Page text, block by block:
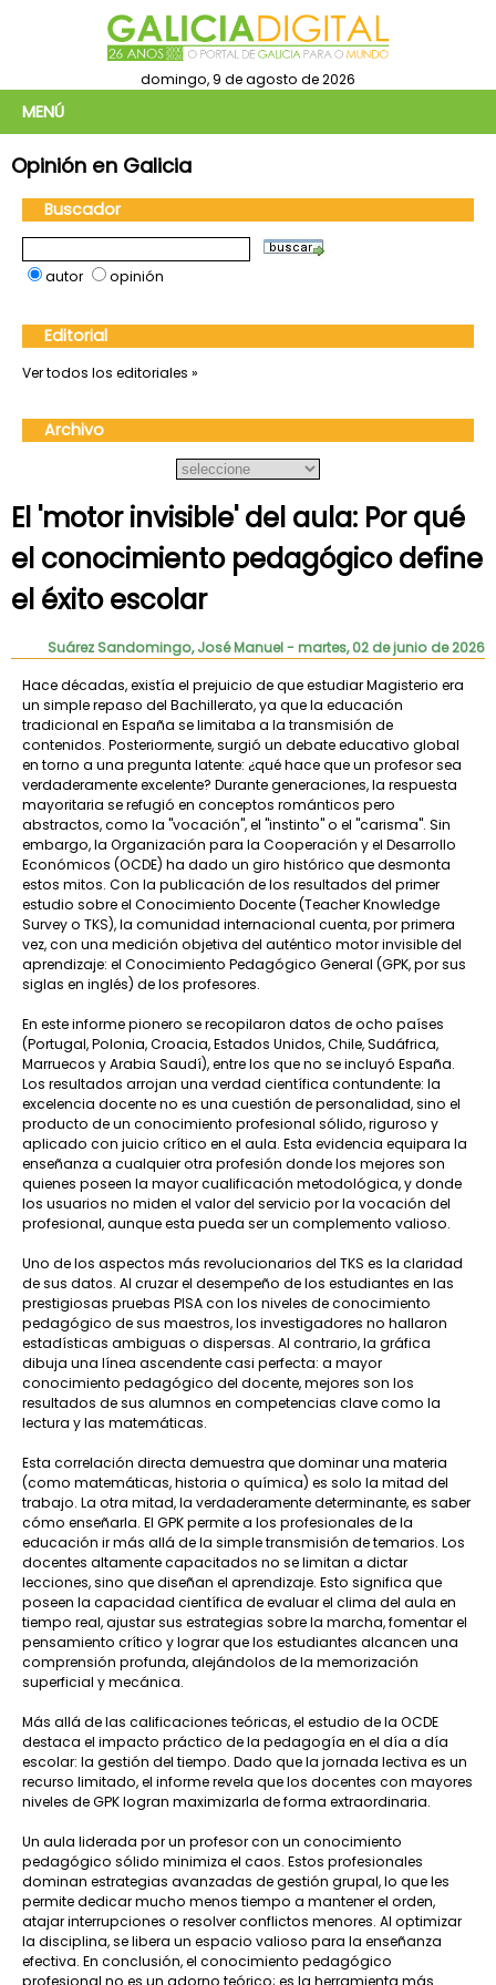
domingo, 9 de agosto de 2026
MENÚ
Opinión en Galicia
Buscador
autor opinión
Editorial
Ver todos los editoriales »
Archivo
El 'motor invisible' del aula: Por qué
el conocimiento pedagógico define
el éxito escolar
Suárez Sandomingo, José Manuel- martes, 02 de junio de 2026
Hace décadas, existía el prejuicio de que estudiar Magisterio era
un simple repaso del Bachillerato, ya que la educación
tradicional en España se limitaba a la transmisión de
contenidos. Posteriormente, surgió un debate educativo global
en torno a una pregunta latente: ¿qué hace que un profesor sea
verdaderamente excelente? Durante generaciones, la respuesta
mayoritaria se refugió en conceptos románticos pero
abstractos, como la "vocación", el "instinto" o el "carisma". Sin
embargo, la Organización para la Cooperación y el Desarrollo
Económicos (OCDE) ha dado un giro histórico que desmonta
estos mitos. Con la publicación de los resultados del primer
estudio sobre el Conocimiento Docente (Teacher Knowledge
Survey o TKS), la comunidad internacional cuenta, por primera
vez, con una medición objetiva del auténtico motor invisible del
aprendizaje: el Conocimiento Pedagógico General (GPK, por sus
siglas en inglés) de los profesores.
En este informe pionero se recopilaron datos de ocho países
(Portugal, Polonia, Croacia, Estados Unidos, Chile, Sudáfrica,
Marruecos y Arabia Saudí), entre los que no se incluyó España.
Los resultados arrojan una verdad científica contundente: la
excelencia docente no es una cuestión de personalidad, sino el
producto de un conocimiento profesional sólido, riguroso y
aplicado con juicio crítico en el aula. Esta evidencia equipara la
enseñanza a cualquier otra profesión donde los mejores son
quienes poseen la mayor cualificación metodológica, y donde
los usuarios no miden el valor del servicio por la vocación del
profesional, aunque esta pueda ser un complemento valioso.
Uno de los aspectos más revolucionarios del TKS es la claridad
de sus datos. Al cruzar el desempeño de los estudiantes en las
prestigiosas pruebas PISA con los niveles de conocimiento
pedagógico de sus maestros, los investigadores no hallaron
estadísticas ambiguas o dispersas. Al contrario, la gráfica
dibuja una línea ascendente casi perfecta: a mayor
conocimiento pedagógico del docente, mejores son los
resultados de sus alumnos en competencias clave como la
lectura y las matemáticas.
Esta correlación directa demuestra que dominar una materia
(como matemáticas, historia o química) es solo la mitad del
trabajo. La otra mitad, la verdaderamente determinante, es saber
cómo enseñarla. El GPK permite a los profesionales de la
educación ir más allá de la simple transmisión de temarios. Los
docentes altamente capacitados no se limitan a dictar
lecciones, sino que diseñan el aprendizaje. Esto significa que
poseen la capacidad científica de evaluar el clima del aula en
tiempo real, ajustar sus estrategias sobre la marcha, fomentar el
pensamiento crítico y lograr que los estudiantes alcancen una
comprensión profunda, alejándolos de la memorización
superficial y mecánica.
Más allá de las calificaciones teóricas, el estudio de la OCDE
destaca el impacto práctico de la pedagogía en el día a día
escolar: la gestión del tiempo. Dado que la jornada lectiva es un
recurso limitado, el informe revela que los docentes con mayores
niveles de GPK logran maximizarla de forma extraordinaria.
Un aula liderada por un profesor con un conocimiento
pedagógico sólido minimiza el caos. Estos profesionales
dominan estrategias avanzadas de gestión grupal, lo que les
permite dedicar mucho menos tiempo a mantener el orden,
atajar interrupciones o resolver conflictos menores. Al optimizar
la disciplina, se libera un espacio valioso para la enseñanza
efectiva. En conclusión, el conocimiento pedagógico